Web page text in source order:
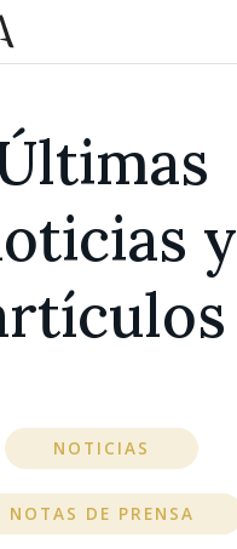
y
NOTICIAS
NOTAS DE PRENSA